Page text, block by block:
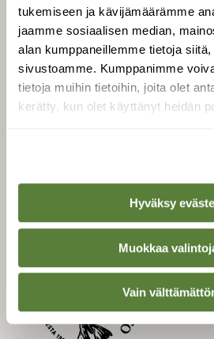
tukemiseen ja kävijämäärämme
jaamme sosiaalisen median,
alan kumppaneillemme tietoja
sivustoamme. Kumppanimme
tietoja muihin tietoihin, joita olet
kerätty, kun olet käyttänyt heidän
Hyväksy
Muokkaa
Vain
Uusin
Tilaa
Tilaa
Tilaa